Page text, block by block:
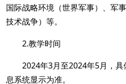
国际战略环境（世界军事）、军
技术战争）等。
2.教学时间
2024年3月至2024年5月，
息系统显示为准。